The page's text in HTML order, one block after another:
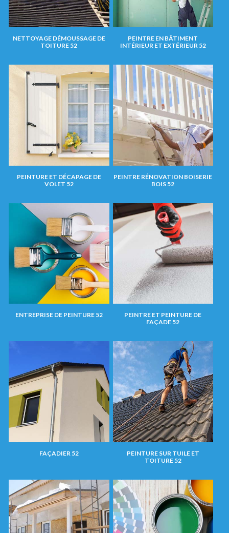
NETTOYAGE DÉMOUSSAGE DE
TOITURE 52
PEINTRE EN BÂTIMENT
INTÉRIEUR ET EXTÉRIEUR 52
PEINTURE ET DÉCAPAGE DE
VOLET 52
PEINTRE RÉNOVATION BOISERIE
BOIS 52
ENTREPRISE DE PEINTURE 52
PEINTRE ET PEINTURE DE
FAÇADE 52
FAÇADIER 52
PEINTURE SUR TUILE ET
TOITURE 52